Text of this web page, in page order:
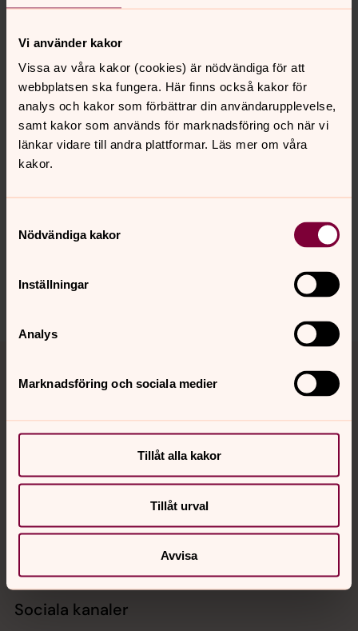
Vi använder kakor
Vissa av våra kakor (cookies) är nödvändiga för att
webbplatsen ska fungera. Här finns också kakor för
analys och kakor som förbättrar din användarupplevelse,
samt kakor som används för marknadsföring och när vi
länkar vidare till andra plattformar. Läs mer om våra
kakor.
Nödvändiga kakor
Inställningar
Analys
Marknadsföring och sociala medier
Tillåt alla kakor
Tillåt urval
Avvisa
Måndag 10/12 kl 10.00-11.00
Onsdag 12/12 kl 9.30-10.30
Fredag 14/12 kl 9.00-10.00
Anmälan:Senast fredag den 7/12 till
församlingsexpeditionen, tel 0611-288 00.
Mer info:Christina Nilsson, 0611-288 32,
christina.s.nilsson@svenskakyrkan.se
innehåll?
Dela
Kontakt
Kalender
Sociala kanaler